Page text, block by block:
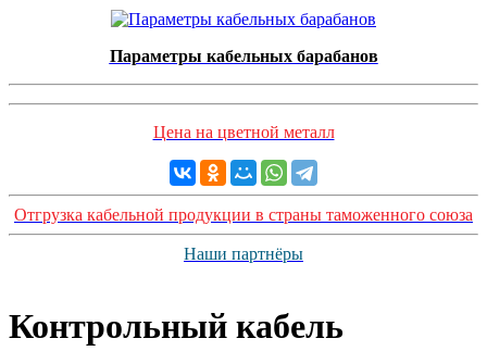
Параметры кабельных барабанов
Цена на цветной металл
Отгрузка кабельной продукции в страны таможенного союза
Наши партнёры
Контрольный кабель